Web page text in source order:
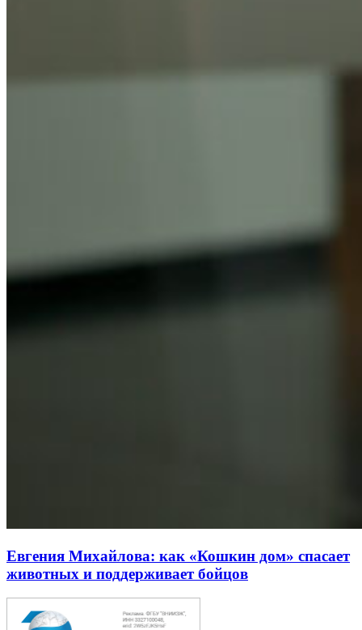
Евгения Михайлова: как «Кошкин дом» спасает
животных и поддерживает бойцов